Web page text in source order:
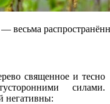
весьма
священное и тесно
силами.
негативны: